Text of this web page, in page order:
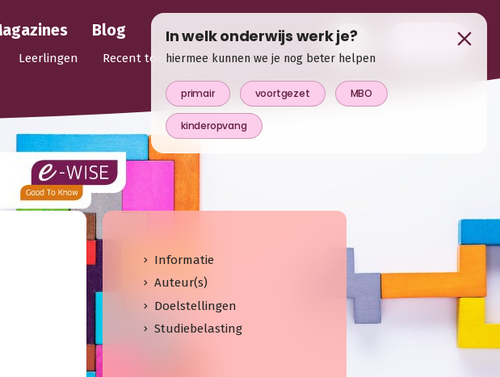
Blog
Leerlingen Recent toegevoegd
Informatie
Auteur(s)
Doelstellingen
Studiebelasting
In welk onderwijs werk je?
hiermee kunnen we je nog beter helpen
primair voortgezet MBO
kinderopvang